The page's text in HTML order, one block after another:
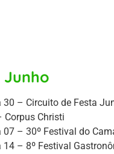
Junho
30 – Circuito de Festa
Corpus Christi
07 – 30º Festival do
14 – 8º Festival